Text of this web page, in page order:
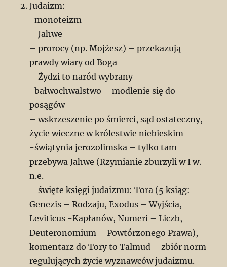
Judaizm:
-monoteizm
– Jahwe
– prorocy (np. Mojżesz) – przekazują
prawdy wiary od Boga
– Żydzi to naród wybrany
-bałwochwalstwo – modlenie się do
posągów
– wskrzeszenie po śmierci, sąd ostateczny,
życie wieczne w królestwie niebieskim
-świątynia jerozolimska – tylko tam
przebywa Jahwe (Rzymianie zburzyli w I w.
n.e.
– święte księgi judaizmu: Tora (5 ksiąg:
Genezis – Rodzaju, Exodus – Wyjścia,
Leviticus -Kapłanów, Numeri – Liczb,
Deuteronomium – Powtórzonego Prawa),
komentarz do Tory to Talmud – zbiór norm
regulujących życie wyznawców judaizmu.